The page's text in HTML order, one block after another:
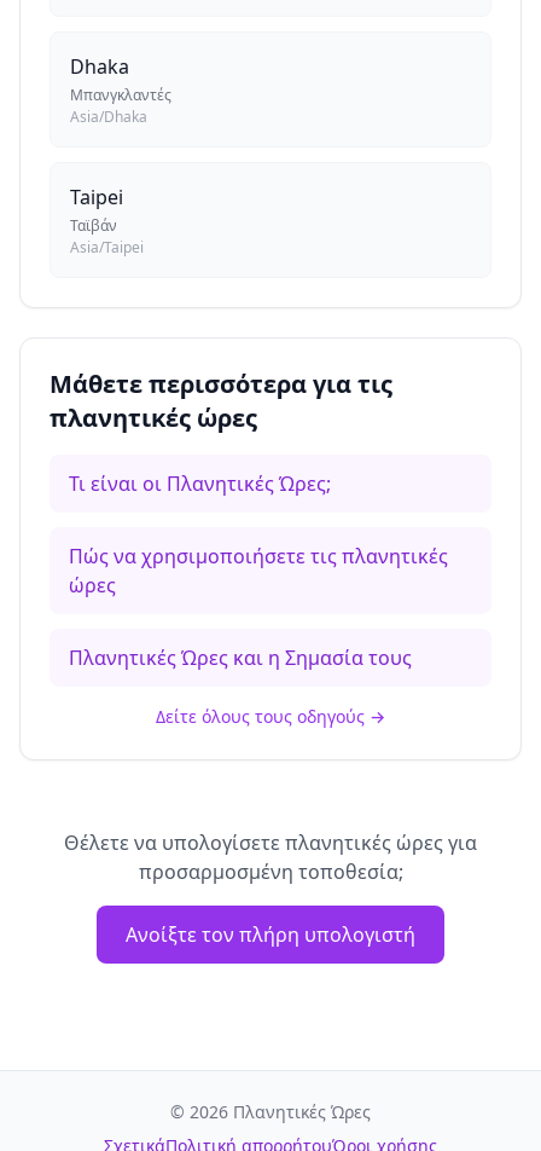
Dhaka
Μπανγκλαντές
Asia/Dhaka
Taipei
Ταϊβάν
Asia/Taipei
Μάθετε περισσότερα για τις
πλανητικές ώρες
Τι είναι οι Πλανητικές Ώρες;
Πώς να χρησιμοποιήσετε τις πλανητικές
ώρες
Πλανητικές Ώρες και η Σημασία τους
Δείτε όλους τους οδηγούς →
Θέλετε να υπολογίσετε πλανητικές ώρες για
προσαρμοσμένη τοποθεσία;
Ανοίξτε τον πλήρη υπολογιστή
© 2026 Πλανητικές Ώρες
ΣχετικάΠολιτική απορρήτουΌροι χρήσης